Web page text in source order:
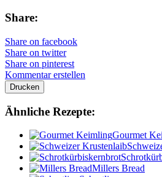
Share:
Share on facebook
Share on twitter
Share on pinterest
Kommentar erstellen
Drucken
Ähnliche Rezepte:
Gourmet
Millers Bread